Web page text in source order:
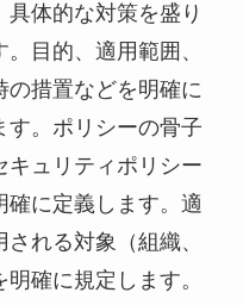
具体的な対策を盛り
目的、適用範囲、
の措置などを明確に
す。ポリシーの骨子
キュリティポリシー
確に定義します。適
れる対象（組織、
確に規定します。